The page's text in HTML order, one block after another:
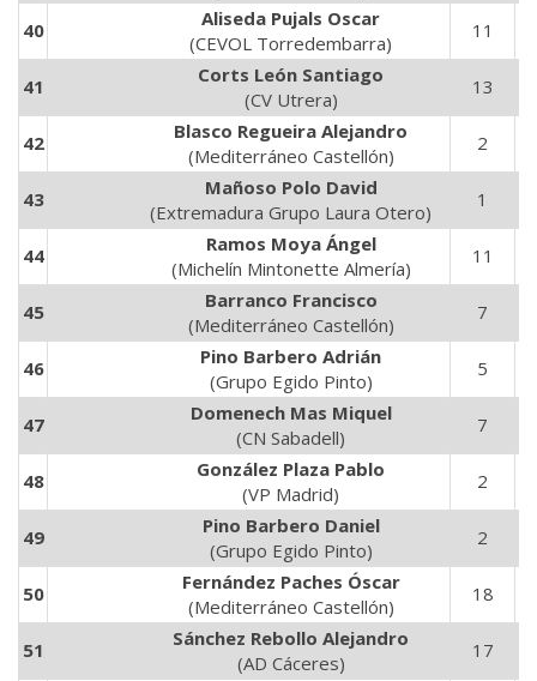
40
Aliseda Pujals Oscar
(CEVOL Torredembarra)
11
41
Corts León Santiago
(CV Utrera)
13
42
Blasco Regueira Alejandro
(Mediterráneo Castellón)
2
43
Mañoso Polo David
(Extremadura Grupo Laura Otero)
1
44
Ramos Moya Ángel
(Michelín Mintonette Almería)
11
45
Barranco Francisco
(Mediterráneo Castellón)
7
46
Pino Barbero Adrián
(Grupo Egido Pinto)
5
47
Domenech Mas Miquel
(CN Sabadell)
7
48
González Plaza Pablo
(VP Madrid)
2
49
Pino Barbero Daniel
(Grupo Egido Pinto)
2
50
Fernández Paches Óscar
(Mediterráneo Castellón)
18
51
Sánchez Rebollo Alejandro
(AD Cáceres)
17